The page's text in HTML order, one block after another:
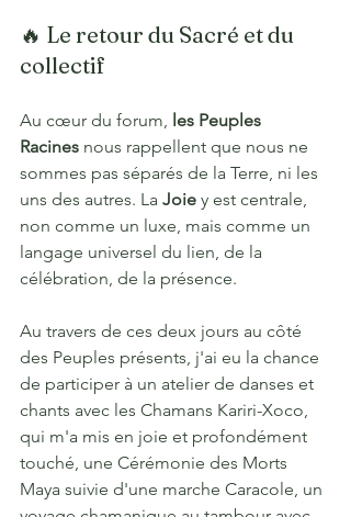
🔥 Le retour du Sacré et du
collectif
Au cœur du forum, les Peuples
Racines nous rappellent que nous ne
sommes pas séparés de la Terre, ni les
uns des autres. La Joie y est centrale,
non comme un luxe, mais comme un
langage universel du lien, de la
célébration, de la présence.
Au travers de ces deux jours au côté
des Peuples présents, j'ai eu la chance
de participer à un atelier de danses et
chants avec les Chamans Kariri-Xoco,
qui m'a mis en joie et profondément
touché, une Cérémonie des Morts
Maya suivie d'une marche Caracole, un